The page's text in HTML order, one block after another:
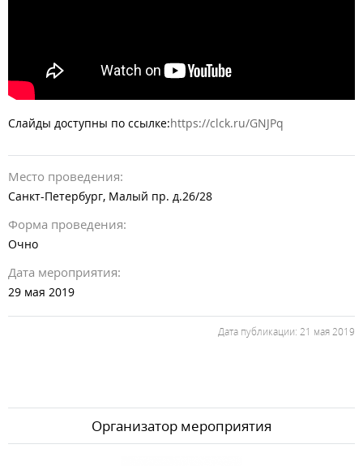
Слайды доступны по ссылке:https://clck.ru/GNJPq
Место проведения:
Санкт-Петербург, Малый пр. д.26/28
Форма проведения:
Очно
Дата мероприятия:
29 мая 2019
Дата публикации: 21 мая 2019
Организатор мероприятия